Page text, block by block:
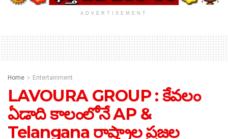
ADVERTISEMENT
Home Entertainment
LAVOURA GROUP : కేవలం
ఏడాది కాలంలోనే AP &
Telangana రాష్ట్రాల ప్రజల